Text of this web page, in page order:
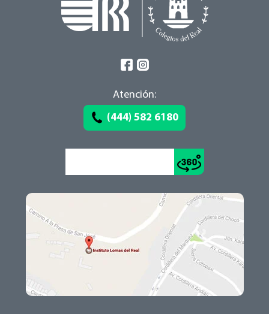
Atención:
(444) 582 6180